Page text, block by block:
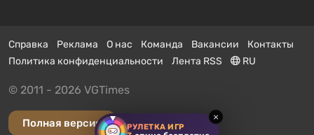
РУЛЕТКА ИГР
×
Справка Реклама О нас Команда Вакансии
Контакты
Политика конфиденциальности
Лента RSS RU
© 2011 - 2026 VGTimes
Полная версия